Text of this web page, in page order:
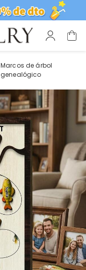
Marcos de árbol
genealógico